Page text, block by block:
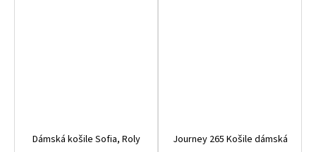
Dámská košile Sofia, Roly Journey 265 Košile dámská